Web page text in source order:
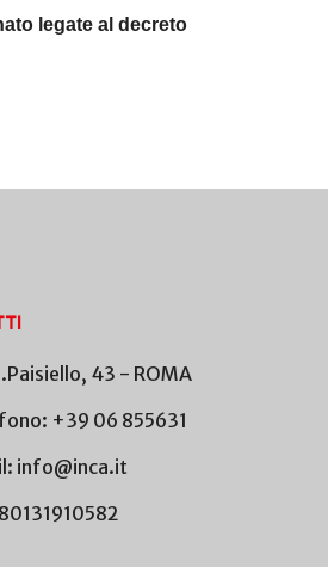
legate al decreto
43 - ROMA
+39 06 855631
info@inca.it